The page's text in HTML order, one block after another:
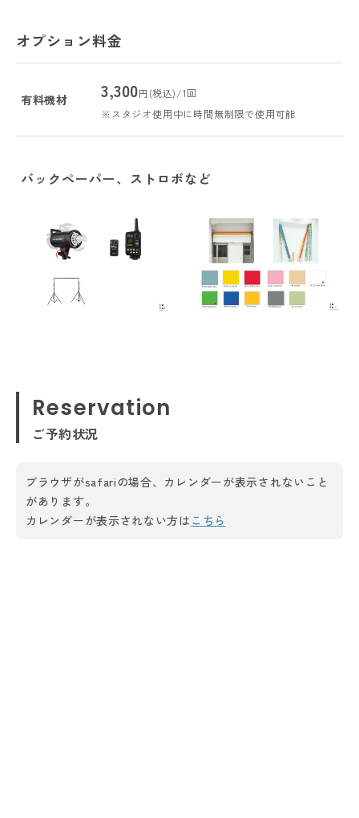
オプション料金
有料機材 3,300円(税込)/1回
※スタジオ使用中に時間無制限で使用可能
バックペーパー、ストロボなど
Reservation
ご予約状況
ブラウザがsafariの場合、カレンダーが表示されないこと
があります。
カレンダーが表示されない方は こちら